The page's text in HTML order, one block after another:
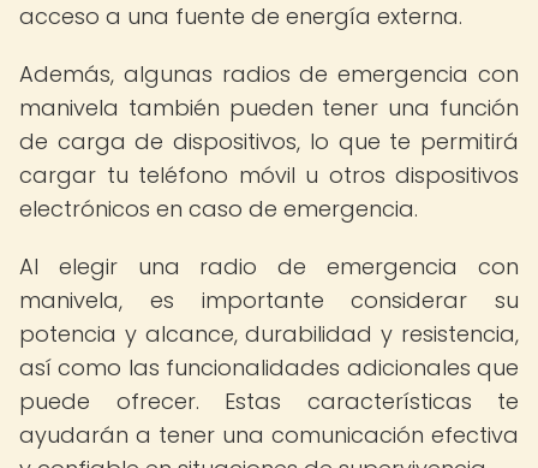
acceso a una fuente de energía externa.
Además, algunas radios de emergencia con
manivela también pueden tener una función
de carga de dispositivos, lo que te permitirá
cargar tu teléfono móvil u otros dispositivos
electrónicos en caso de emergencia.
Al elegir una radio de emergencia con
manivela, es importante considerar su
potencia y alcance, durabilidad y resistencia,
así como las funcionalidades adicionales que
puede ofrecer. Estas características te
ayudarán a tener una comunicación efectiva